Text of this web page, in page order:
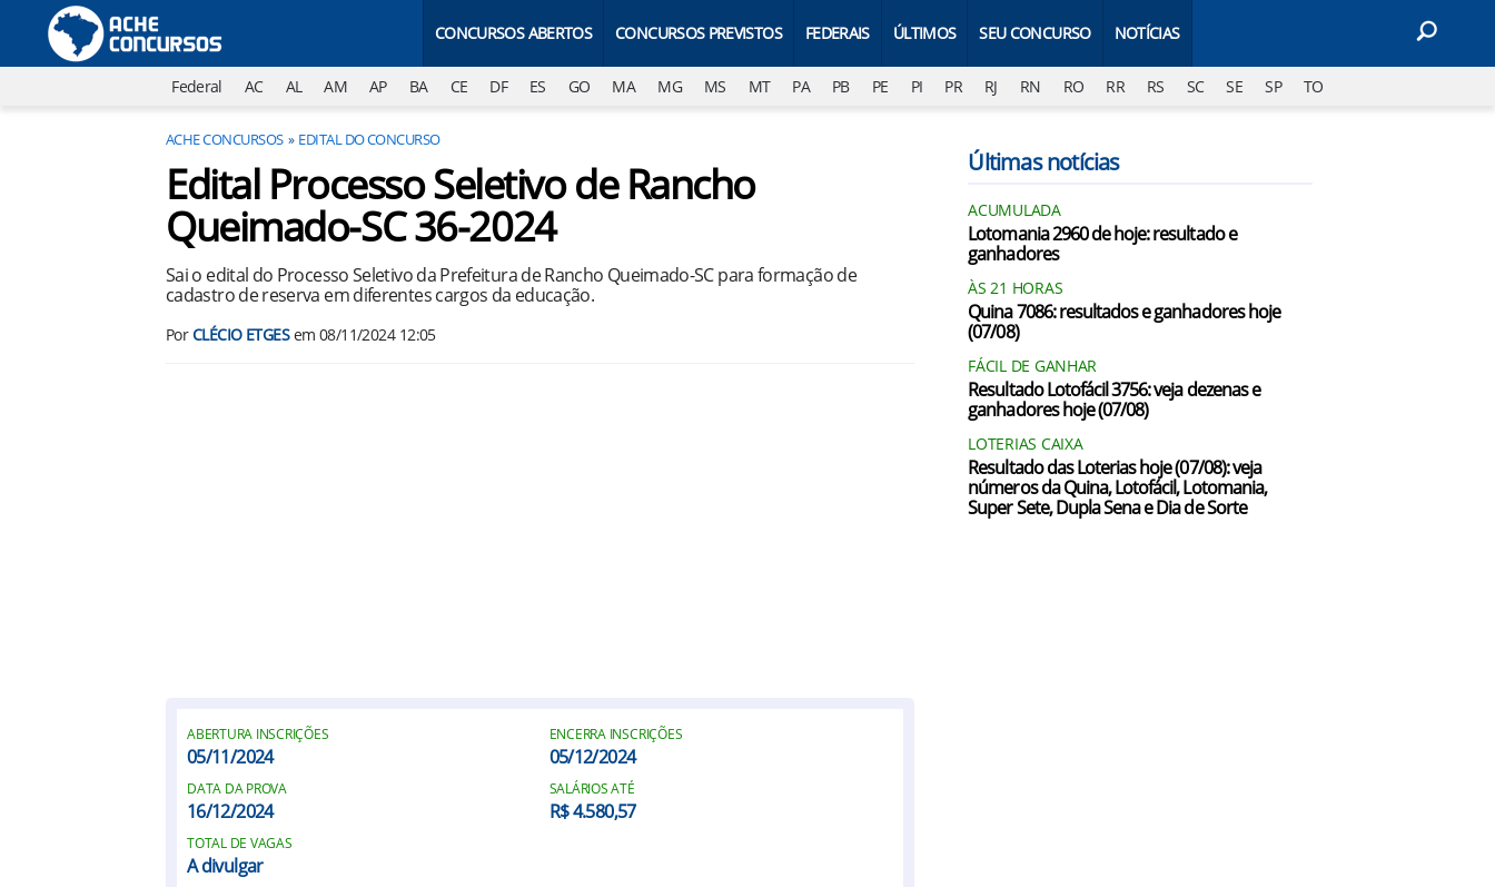
CONCURSOS ABERTOS CONCURSOS PREVISTOS FEDERAIS ÚLTIMOS SEU CONCURSO NOTÍCIAS
Federal AC AL AM AP BA CE DF ES GO MA MG MS MT PA PB PE PI PR RJ RN RO RR RS SC SE SP TO
ACHE CONCURSOS EDITAL DO CONCURSO
Edital Processo Seletivo de Rancho
Queimado-SC 36-2024
Sai o edital do Processo Seletivo da Prefeitura de Rancho Queimado-SC para formação de
cadastro de reserva em diferentes cargos da educação.
PorCLÉCIO ETGESem 08/11/2024 12:05
ABERTURA INSCRIÇÕES
05/11/2024
ENCERRA INSCRIÇÕES
05/12/2024
DATA DA PROVA
16/12/2024
SALÁRIOS ATÉ
R$ 4.580,57
TOTAL DE VAGAS
A divulgar
Últimas notícias
ACUMULADA
Lotomania 2960 de hoje: resultado e
ganhadores
ÀS 21 HORAS
Quina 7086: resultados e ganhadores hoje
(07/08)
FÁCIL DE GANHAR
Resultado Lotofácil 3756: veja dezenas e
ganhadores hoje (07/08)
LOTERIAS CAIXA
Resultado das Loterias hoje (07/08): veja
números da Quina, Lotofácil, Lotomania,
Super Sete, Dupla Sena e Dia de Sorte